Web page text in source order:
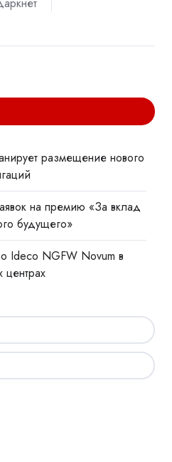
размещение нового
на премию «За вклад
будущего»
Ideco NGFW Novum в
центрах